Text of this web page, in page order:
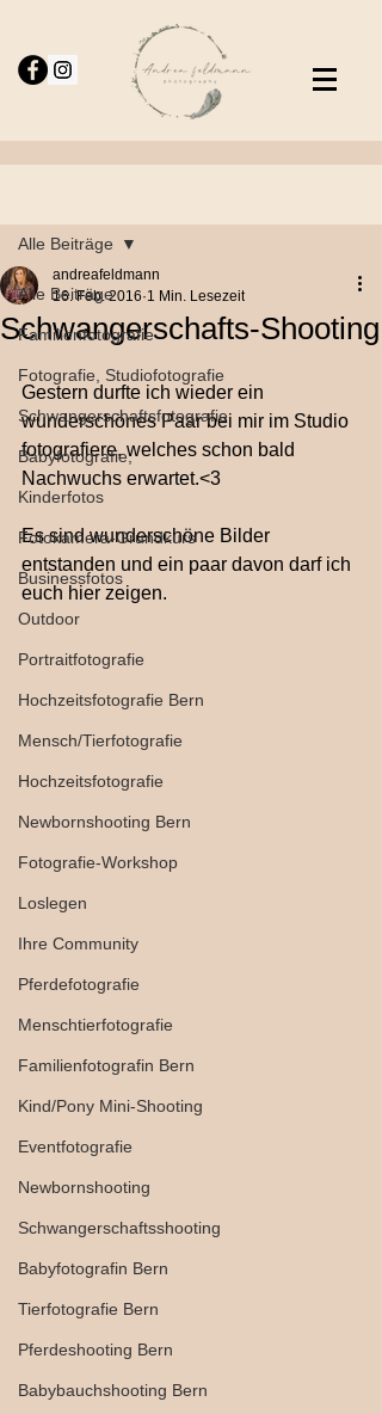
Alle Beiträge
Familienfotografie
Fotografie, Studiofotografie
Schwangerschaftsfotografie
Babyfotografie,
Kinderfotos
Fotokamera-Grundkurs
Businessfotos
Outdoor
Portraitfotografie
Hochzeitsfotografie Bern
Mensch/Tierfotografie
Hochzeitsfotografie
Newbornshooting Bern
Fotografie-Workshop
Loslegen
Ihre Community
Pferdefotografie
Menschtierfotografie
Familienfotografin Bern
Kind/Pony Mini-Shooting
Eventfotografie
Newbornshooting
Schwangerschaftsshooting
Babyfotografin Bern
Tierfotografie Bern
Pferdeshooting Bern
Babybauchshooting Bern
Alle Beiträge
Schwangerschafts-Shooting
andreafeldmann
16. Feb. 2016 1 Min. Lesezeit
Gestern durfte ich wieder ein
wunderschönes Paar bei mir im Studio
fotografiere, welches schon bald
Nachwuchs erwartet.<3
Es sind wunderschöne Bilder
entstanden und ein paar davon darf ich
euch hier zeigen.